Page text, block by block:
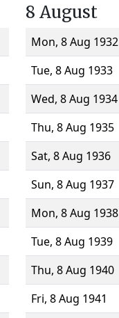
8 August
Mon, 8 Aug 1932
Tue, 8 Aug 1933
Wed, 8 Aug 1934
Thu, 8 Aug 1935
Sat, 8 Aug 1936
Sun, 8 Aug 1937
Mon, 8 Aug 1938
Tue, 8 Aug 1939
Thu, 8 Aug 1940
Fri, 8 Aug 1941